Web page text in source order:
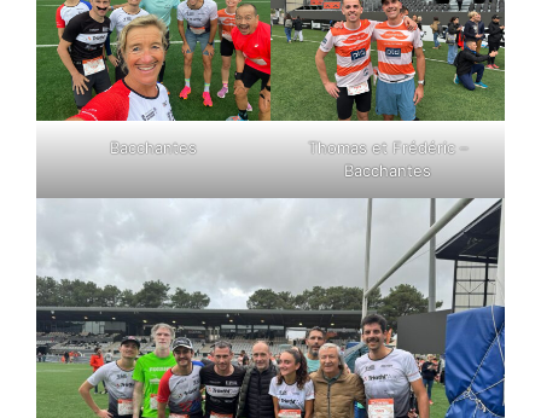
Bacchantes
Thomas et Frédéric –
Bacchantes